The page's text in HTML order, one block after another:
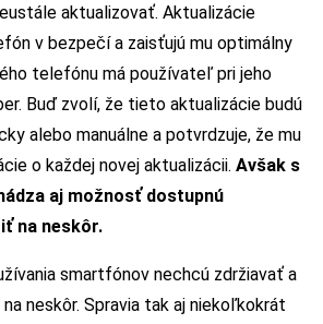
aktualizovať. Aktualizácie
v bezpečí a zaisťujú mu optimálny
telefónu má používateľ pri jeho
Buď zvolí, že tieto aktualizácie budú
alebo manuálne a potvrdzuje, že mu
o každej novej aktualizácii. Avšak s
aj možnosť dostupnú
na neskôr.
smartfónov nechcú zdržiavať a
neskôr. Spravia tak aj niekoľkokrát